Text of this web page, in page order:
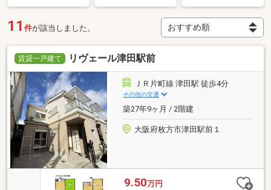
11 件が該当しました。
賃貸一戸建て リヴェール津田駅前
ＪＲ片町線 津田駅 徒歩4分
その他の交通
築27年9ヶ月 / 2階建
大阪府枚方市津田駅前１
9.50万円